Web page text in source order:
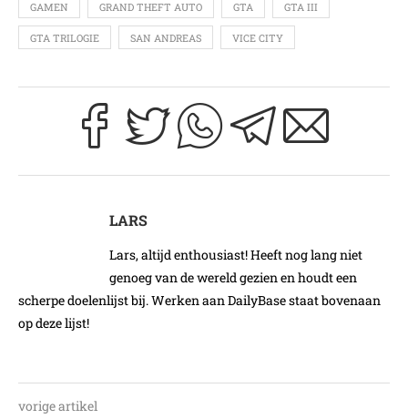
GAMEN GRAND THEFT AUTO GTA GTA III
GTA TRILOGIE SAN ANDREAS VICE CITY
LARS
Lars, altijd enthousiast! Heeft nog lang niet
genoeg van de wereld gezien en houdt een
scherpe doelenlijst bij. Werken aan DailyBase staat bovenaan
op deze lijst!
vorige artikel